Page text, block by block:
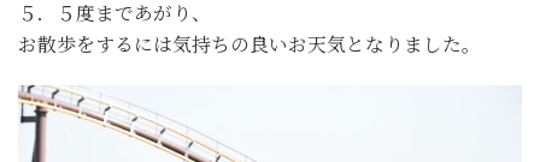
５．５度まであがり、
お散歩をするには気持ちの良いお天気となりました。